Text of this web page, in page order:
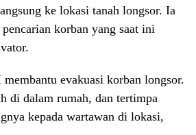
ke lokasi tanah longsor. Ia
korban yang saat ini
evakuasi korban longsor.
di dalam rumah, dan tertimpa
kepada wartawan di lokasi,